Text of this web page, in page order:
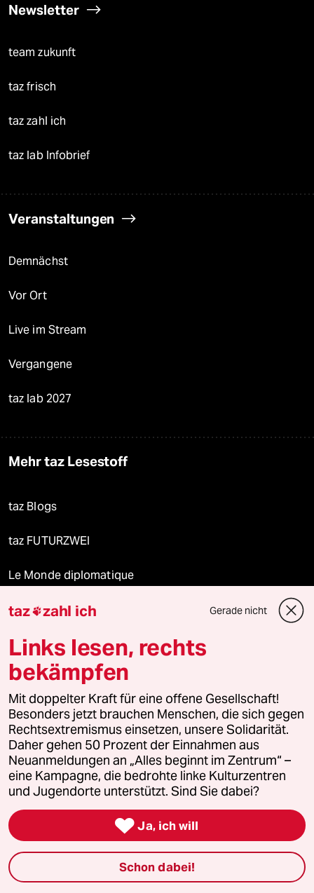
Newsletter
team zukunft
taz frisch
taz zahl ich
taz lab Infobrief
Veranstaltungen
Demnächst
Vor Ort
Live im Stream
Vergangene
taz lab 2027
Mehr taz Lesestoff
taz Blogs
taz FUTURZWEI
Le Monde diplomatique
taz Archiv
Mehr taz Angebote
Reisen
Kantine
Shop
Anzeigen
Fragen & Hilfe
taz zahl ich Gerade nicht
Links lesen, rechts
bekämpfen
Mit doppelter Kraft für eine offene Gesellschaft!
Besonders jetzt brauchen Menschen, die sich gegen
Rechtsextremismus einsetzen, unsere Solidarität.
Daher gehen 50 Prozent der Einnahmen aus
Neuanmeldungen an „Alles beginnt im Zentrum“ –
eine Kampagne, die bedrohte linke Kulturzentren
und Jugendorte unterstützt. Sind Sie dabei?
 Ja, ich will
Schon dabei!